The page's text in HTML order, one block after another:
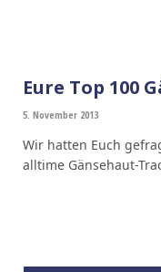
Eure Top 100
5. November 2013
Wir hatten Euch
alltime Gänsehaut-